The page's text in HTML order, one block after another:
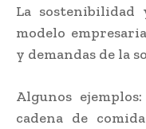
La sostenibilidad
modelo
y demandas de la
Algunos ejemplos:
cadena de